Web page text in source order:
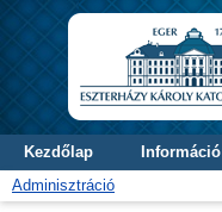
Kezdőlap Információ
Adminisztráció